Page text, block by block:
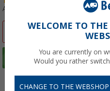
Artikelnr: 444920
-16%
WELCOME TO
You are currently on
Would you rather
CHANGE TO THE